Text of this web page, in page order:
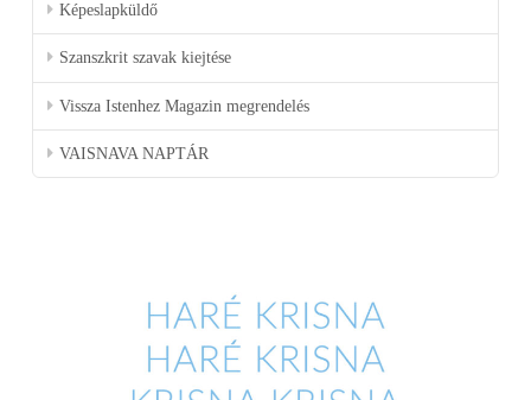
Képeslapküldő
Szanszkrit szavak kiejtése
Vissza Istenhez Magazin megrendelés
VAISNAVA NAPTÁR